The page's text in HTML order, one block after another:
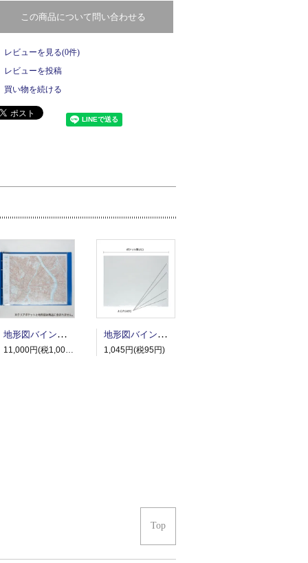
この商品について問い合わせる
レビューを見る(0件)
レビューを投稿
買い物を続ける
地形図バインダー
11,000円(税1,000円)
地形図バインダー用クリアポケット
1,045円(税95円)
Top